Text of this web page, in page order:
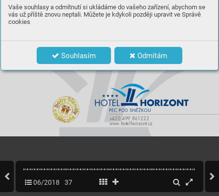
Vaše souhlasy a odmítnutí si ukládáme do vašeho zařízení, abychom se
vás už příště znovu neptali. Můžete je kdykoli později upravit ve Správě
cookies
Souhlasím Odmítám
+420 499 861 222
www.hotelhorizont.cz
Neseďte za pecí, přijeďte do Pece.
 zážitky na úpatí Sněžky i na jejím vrcholu
 animační programy pro děti i dospělé
06/2018 37